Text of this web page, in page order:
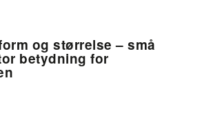
og størrelse – små
betydning for